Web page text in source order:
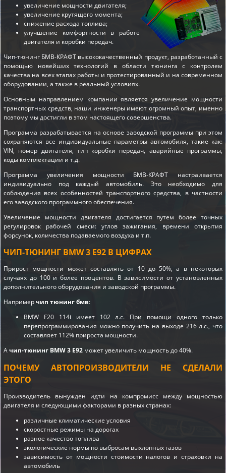
увеличение мощности двигателя;
увеличение крутящего момента;
снижение расхода топлива;
улучшение комфортности в работе
двигателя и коробки передач.
Чип-тюнинг БМВ-КРАФТ высококачественный продукт, разработанный с
помощью новейших технологий в области тюнинга с контролем
качества на всех этапах работы и протестированный и на современном
оборудовании, а также в реальный условиях.
Основным направлением компании является увеличение мощности
транспортных средств, наши инженеры имеют огромный опыт, именно
поэтому мы достигли в этом настоящего совершенства.
Программа разрабатывается на основе заводской программы при этом
сохраняются все индивидуальные параметры автомобиля, такие как:
VIN, номер двигателя, тип коробки передач, аварийные программы,
коды комплектации и т.д.
Программа увеличения мощности БМВ-КРАФТ настраивается
индивидуально под каждый автомобиль. Это необходимо для
соблюдения всех особенностей транспортного средства, в частности
его заводского программного обеспечения.
Увеличение мощности двигателя достигается путем более точных
регулировок рабочей смеси: углов зажигания, времени открытия
форсунок, количества подаваемого воздуха и т.п.
ЧИП-ТЮНИНГ BMW 3 E92 В ЦИФРАХ
Прирост мощности может составлять от 10 до 50%, а в некоторых
случаях до 100 и более процентов. В зависимости от установленных
дополнительного оборудования и заводской программы.
Напримерчип тюнинг бмв:
BMW F20 114i имеет 102 л.с. При помощи одного только
перепрограммирования можно получить на выходе 216 л.с., что
составляет 112% прироста мощности.
Ачип-тюнинг BMW 3 E92 может увеличить мощность до 40%.
ПОЧЕМУ АВТОПРОИЗВОДИТЕЛИ НЕ СДЕЛАЛИ
ЭТОГО
Производитель вынужден идти на компромисс между мощностью
двигателя и следующими факторами в разных странах:
различные климатические условия
скоростные режимы на дорогах
разное качество топлива
экологические нормы по выбросам выхлопных газов
зависимость от мощности стоимости налогов и страховки на
автомобиль